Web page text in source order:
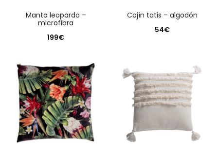
manta leopardo –
microfibra
199€
cojín tatis – algodón
54€